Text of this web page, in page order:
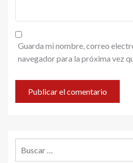
Guarda mi nombre, correo
navegador para la próxima vez